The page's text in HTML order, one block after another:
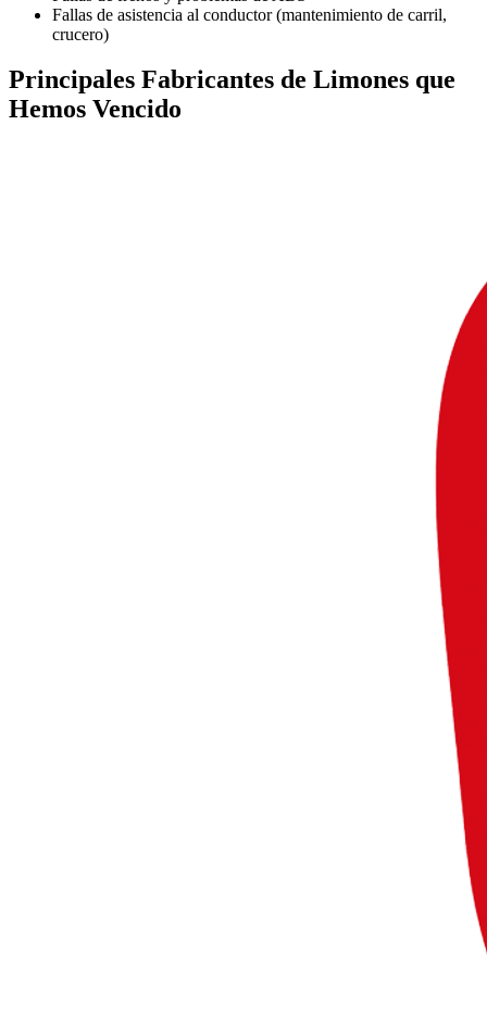
Fallas de asistencia al conductor (mantenimiento de carril,
crucero)
Principales Fabricantes de Limones que
Hemos Vencido